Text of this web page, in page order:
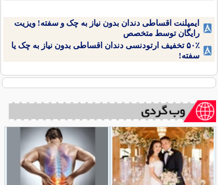
ایمپلنت اقساطی دندان بدون نیاز به چک و سفته! ویزیت
رایگان توسط متخصص
۵۰٪ تخفیف ارتودنسی دندان اقساطی بدون نیاز به چک یا
سفته!